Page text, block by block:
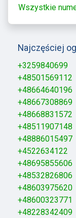
Wszystkie
Najczęściej
+3259840699
+48501569112
+48664640196
+48667308869
+48668831572
+48511907148
+48886015497
+4522634122
+48695855606
+48532826806
+48603975620
+48600323771
+48228342409